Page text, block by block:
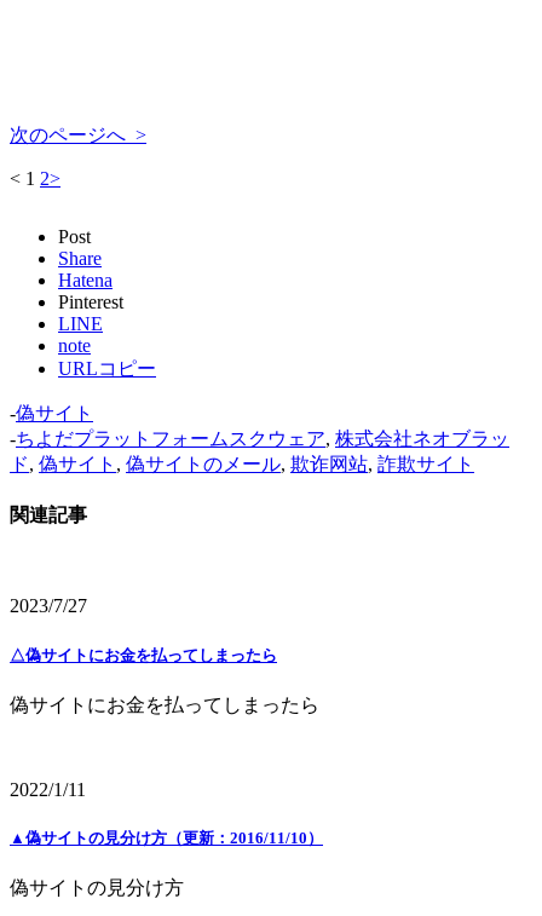
次のページへ >
< 1 2>
Post
Share
Hatena
Pinterest
LINE
note
URLコピー
-偽サイト
-ちよだプラットフォームスクウェア, 株式会社ネオブラッ
ド, 偽サイト , 偽サイトのメール, 欺诈网站, 詐欺サイト
関連記事
2023/7/27
△偽サイトにお金を払ってしまったら
偽サイトにお金を払ってしまったら
2022/1/11
▲偽サイトの見分け方（更新：2016/11/10）
偽サイトの見分け方